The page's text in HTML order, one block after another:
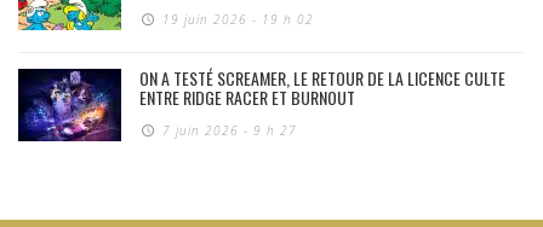
19 juin 2026 - 19 h 02
ON A TESTÉ SCREAMER, LE RETOUR DE LA LICENCE CULTE
ENTRE RIDGE RACER ET BURNOUT
7 juin 2026 - 9 h 27